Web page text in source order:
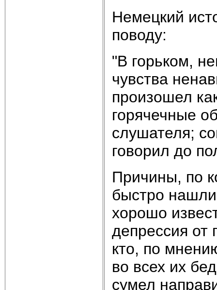
Немецкий
поводу:
"В горьком,
чувства
произошел
горячечные
слушателя;
говорил до
Причины, по
быстро
хорошо
депрессия от
кто, по
во всех их
сумел